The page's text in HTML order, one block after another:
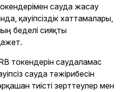
сауда жасау
қауіпсіздік хаттамалары,
беделі сияқты
токендерін саудаламас
сауда тәжірибесін
тиісті зерттеулер мен